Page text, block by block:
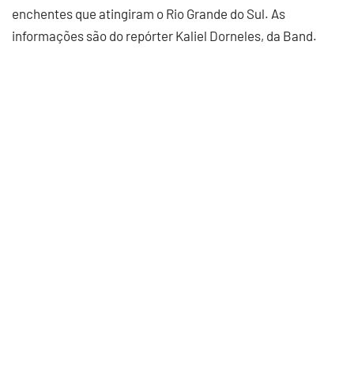
enchentes que atingiram o Rio Grande do Sul. As
informações são do repórter Kaliel Dorneles, da Band.